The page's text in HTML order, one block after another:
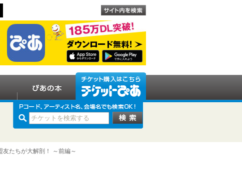
たちが大解剖！ ～前編～